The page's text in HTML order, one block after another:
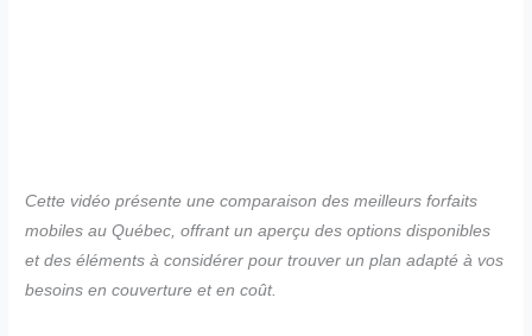
Cette vidéo présente une comparaison des meilleurs forfaits
mobiles au Québec, offrant un aperçu des options disponibles
et des éléments à considérer pour trouver un plan adapté à vos
besoins en couverture et en coût.